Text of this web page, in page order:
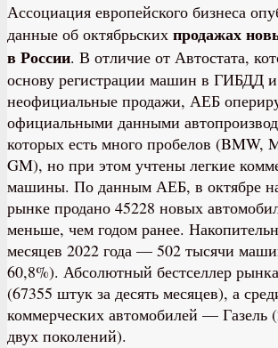
Ассоциация европейского бизнеса
данные об октябрьских продажах
в России. В отличие от Автостата,
основу регистрации машин в ГИБДД
неофициальные продажи, АЕБ
официальными данными
которых есть много пробелов (BMW,
GM), но при этом учтены легкие
машины. По данным АЕБ, в октябре
рынке продано 45228 новых
меньше, чем годом ранее.
месяцев 2022 года — 502 тысячи
60,8%). Абсолютный бестселлер
(67355 штук за десять месяцев), а
коммерческих автомобилей — Газель
двух поколений).